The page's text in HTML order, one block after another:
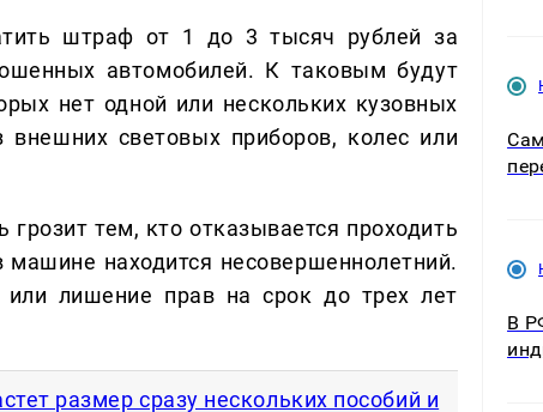
штраф от 1 до 3 тысяч рублей за
автомобилей. К таковым будут
нет одной или нескольких кузовных
световых приборов, колес или
тем, кто отказывается проходить
машине находится несовершеннолетний.
лишение прав на срок до трех лет
размер сразу нескольких пособий и
В